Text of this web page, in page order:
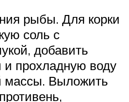
рыбы. Для корки
соль с
добавить
и прохладную воду
массы. Выложить